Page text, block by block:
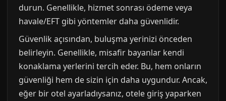
durun. Genellikle, hizmet sonrası ödeme veya
havale/EFT gibi yöntemler daha güvenlidir.
Güvenlik açısından, buluşma yerinizi önceden
belirleyin. Genellikle, misafir bayanlar kendi
konaklama yerlerini tercih eder. Bu, hem onların
güvenliği hem de sizin için daha uygundur. Ancak,
eğer bir otel ayarladıysanız, otele giriş yaparken